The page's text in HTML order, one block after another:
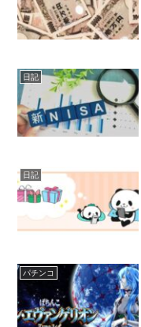
日記
日記
パチンコ